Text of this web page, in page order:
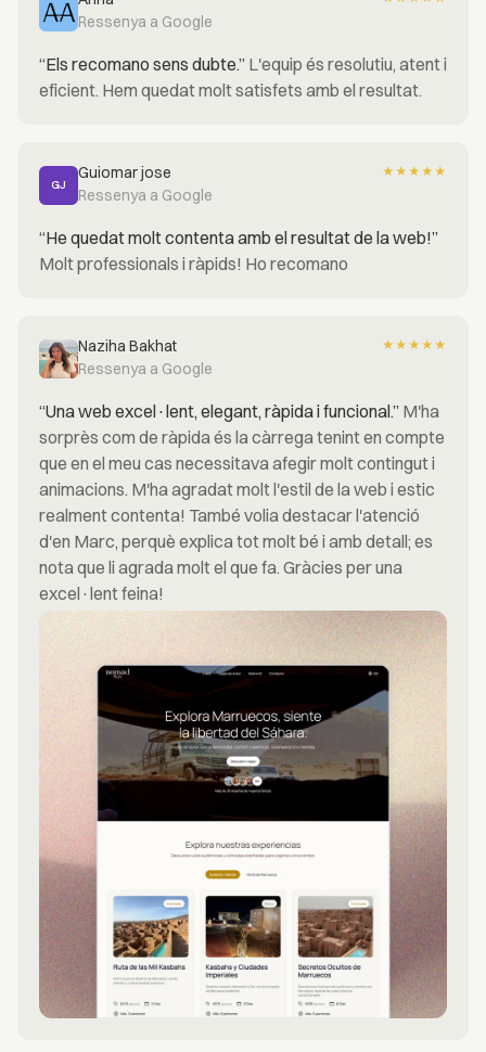
Ressenya a Google
“Els recomano sens dubte.” L'equip és resolutiu, atent i
eficient. Hem quedat molt satisfets amb el resultat.
GJ
Guiomar jose
Ressenya a Google
★ ★ ★ ★ ★
“He quedat molt contenta amb el resultat de la web!”
Molt professionals i ràpids! Ho recomano
Naziha Bakhat
Ressenya a Google
★ ★ ★ ★ ★
“Una web excel·lent, elegant, ràpida i funcional.” M'ha
sorprès com de ràpida és la càrrega tenint en compte
que en el meu cas necessitava afegir molt contingut i
animacions. M'ha agradat molt l'estil de la web i estic
realment contenta! També volia destacar l'atenció
d'en Marc, perquè explica tot molt bé i amb detall; es
nota que li agrada molt el que fa. Gràcies per una
excel·lent feina!